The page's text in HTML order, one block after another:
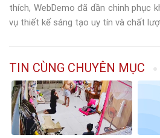
thích, WebDemo đã dần chinh phục
vụ thiết kế sáng tạo uy tín và chất
TIN CÙNG CHUYÊN MỤC